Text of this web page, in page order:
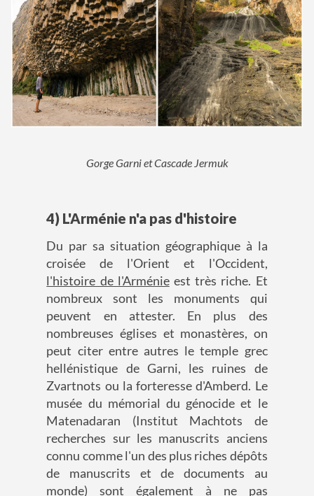
Gorge Garni et Cascade Jermuk
4) L'Arménie n'a pas d'histoire
Du par sa situation géographique à la
croisée de l'Orient et l'Occident,
l'histoire de l'Arménieest très riche. Et
nombreux sont les monuments qui
peuvent en attester. En plus des
nombreuses églises et monastères, on
peut citer entre autres le temple grec
hellénistique de Garni, les ruines de
Zvartnots ou la forteresse d'Amberd. Le
musée du mémorial du génocide et le
Matenadaran (Institut Machtots de
recherches sur les manuscrits anciens
connu comme l'un des plus riches dépôts
de manuscrits et de documents au
monde) sont également à ne pas